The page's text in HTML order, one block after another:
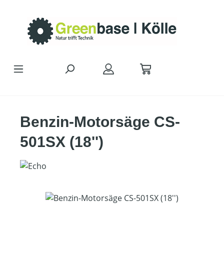
Benzin-Motorsäge CS-
501SX (18'')
Bildergalerie überspringen